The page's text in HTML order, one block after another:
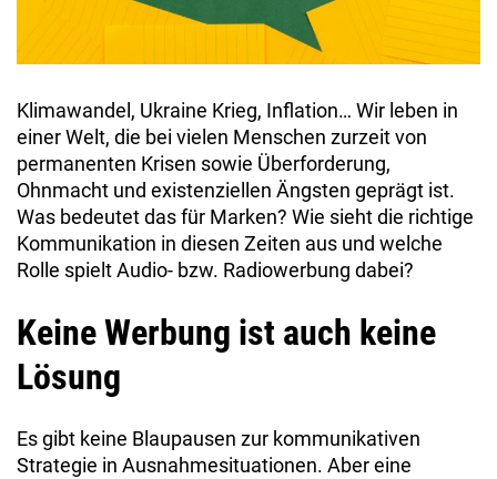
Klimawandel, Ukraine Krieg, Inflation… Wir leben in
einer Welt, die bei vielen Menschen zurzeit von
permanenten Krisen sowie Überforderung,
Ohnmacht und existenziellen Ängsten geprägt ist.
Was bedeutet das für Marken? Wie sieht die richtige
Kommunikation in diesen Zeiten aus und welche
Rolle spielt Audio- bzw. Radiowerbung dabei?
Keine Werbung ist auch keine
Lösung
Es gibt keine Blaupausen zur kommunikativen
Strategie in Ausnahmesituationen. Aber eine